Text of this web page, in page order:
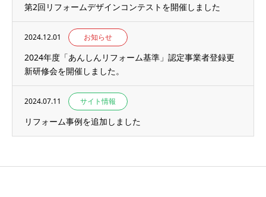
第2回リフォームデザインコンテストを開催しました
2024.12.01 お知らせ
2024年度「あんしんリフォーム基準」認定事業者登録更
新研修会を開催しました。
2024.07.11 サイト情報
リフォーム事例を追加しました